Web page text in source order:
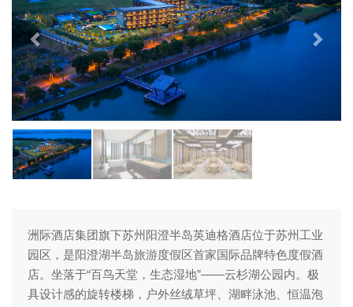
洲际酒店集团旗下苏州阳澄半岛英迪格酒店位于苏州工业
园区，是阳澄湖半岛旅游度假区首家国际品牌特色度假酒
店。坐落于“百鸟天堂，生态湿地”——云杉湖公园内。极
具设计感的旋转楼梯，户外丝绒草坪、湖畔泳池、恒温泡